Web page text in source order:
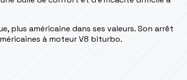
plus américaine dans ses valeurs. Son arrêt
à moteur V8 biturbo.